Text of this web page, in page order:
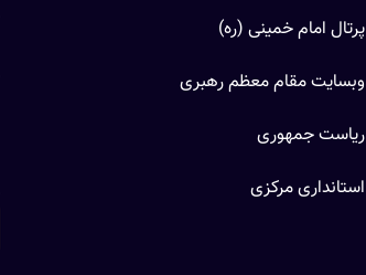
پرتال امام خمینی (ره)
وبسایت مقام معظم رهبری
ریاست جمهوری
استانداری مرکزی